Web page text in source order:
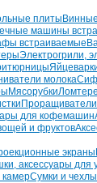
плиты
машины
встраиваемые
Электрогрили,
молока
Мясорубки
для кофемашин
и фруктов
экраны
аксессуары для
камерСумки и